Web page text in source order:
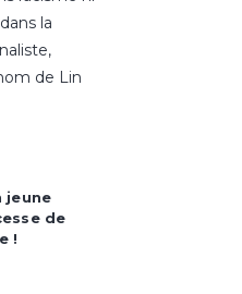
la
de Lin
jeune
de
!